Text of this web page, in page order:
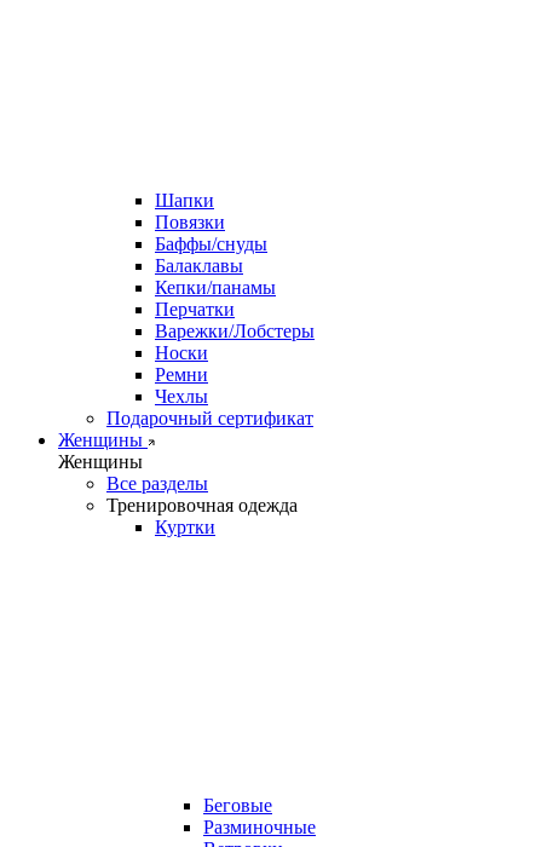
Шапки
Повязки
Баффы/снуды
Балаклавы
Кепки/панамы
Перчатки
Варежки/Лобстеры
Носки
Ремни
Чехлы
Подарочный сертификат
Женщины
Женщины
Все разделы
Тренировочная одежда
Куртки
Беговые
Разминочные